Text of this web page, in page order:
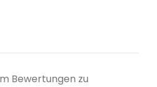
Bewertungen zu